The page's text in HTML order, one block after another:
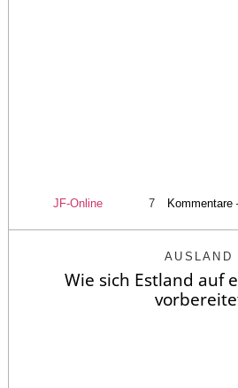
JF-Online 7
AUSLAND
Wie sich Estland auf